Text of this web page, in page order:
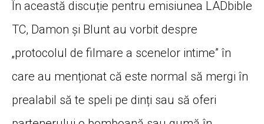
În această discuție pentru emisiunea LADbible
TC, Damon și Blunt au vorbit despre
„protocolul de filmare a scenelor intime” în
care au menționat că este normal să mergi în
prealabil să te speli pe dinți sau să oferi